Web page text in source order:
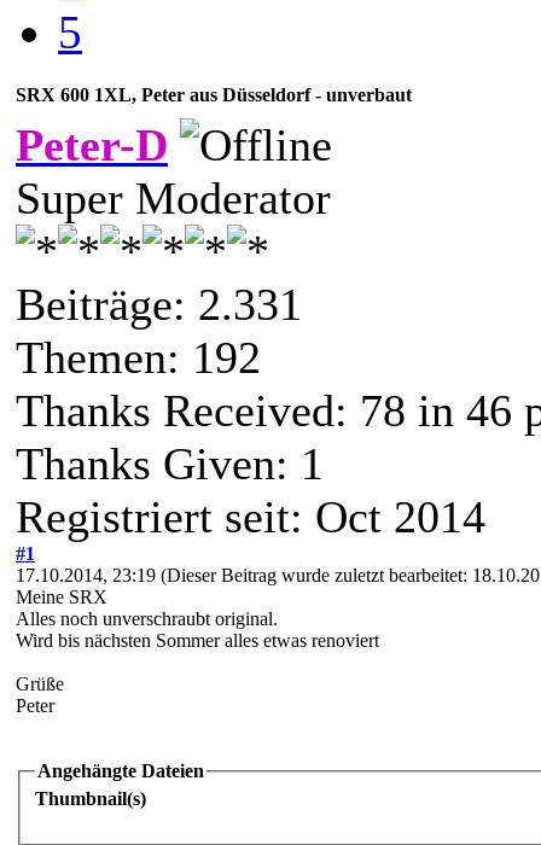
5
SRX 600 1XL, Peter aus Düsseldorf - unverbaut
Peter-D
Super Moderator
Beiträge: 2.331
Themen: 192
Thanks Received: 78 in 46
Thanks Given: 1
Registriert seit: Oct 2014
#1
17.10.2014, 23:19 (Dieser Beitrag wurde zuletzt bearbeitet:
Meine SRX
Alles noch unverschraubt original.
Wird bis nächsten Sommer alles etwas renoviert
Grüße
Peter
Angehängte Dateien
Thumbnail(s)